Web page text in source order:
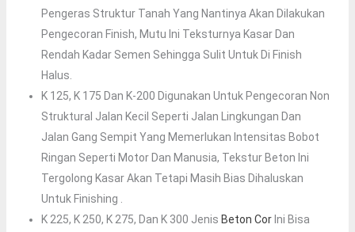
Pengeras Struktur Tanah Yang Nantinya Akan Dilakukan
Pengecoran Finish, Mutu Ini Teksturnya Kasar Dan
Rendah Kadar Semen Sehingga Sulit Untuk Di Finish
Halus.
K 125, K 175 Dan K-200 Digunakan Untuk Pengecoran Non
Struktural Jalan Kecil Seperti Jalan Lingkungan Dan
Jalan Gang Sempit Yang Memerlukan Intensitas Bobot
Ringan Seperti Motor Dan Manusia, Tekstur Beton Ini
Tergolong Kasar Akan Tetapi Masih Bias Dihaluskan
Untuk Finishing .
K 225, K 250, K 275, Dan K 300 Jenis Beton CorIni Bisa